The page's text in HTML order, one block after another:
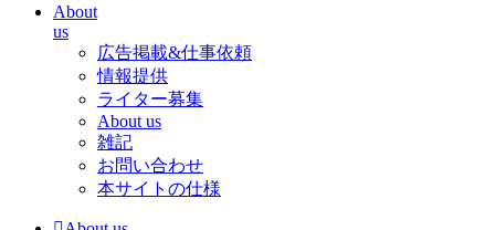
About
us
広告掲載&仕事依頼
情報提供
ライター募集
About us
雑記
お問い合わせ
本サイトの仕様